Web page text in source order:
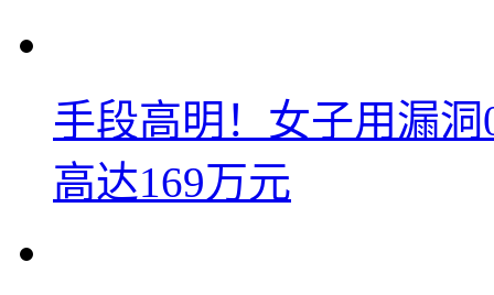
手段高明！女子用漏
高达169万元